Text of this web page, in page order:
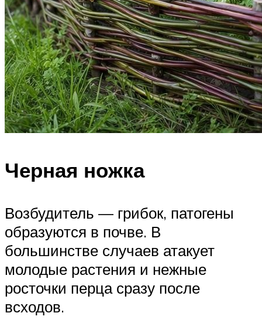
Черная ножка
Возбудитель — грибок, патогены
образуются в почве. В
большинстве случаев атакует
молодые растения и нежные
росточки перца сразу после
всходов.